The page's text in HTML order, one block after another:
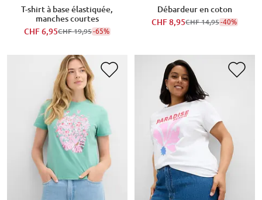
T-shirt à base élastiquée,
manches courtes
CHF 6,95CHF 19,95-65%
Débardeur en coton
CHF 8,95CHF 14,95-40%